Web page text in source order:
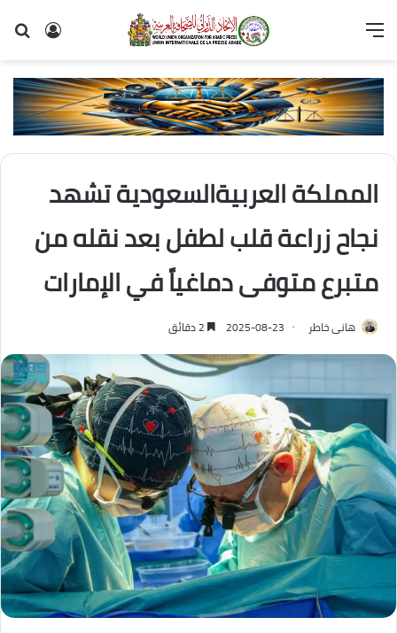
تسجيل
القائمة
المملكة العربيةالسعودية تشهد
نجاح زراعة قلب لطفل بعد نقله من
متبرع متوفى دماغياً في الإمارات
هانى خاطر 2025-08-23